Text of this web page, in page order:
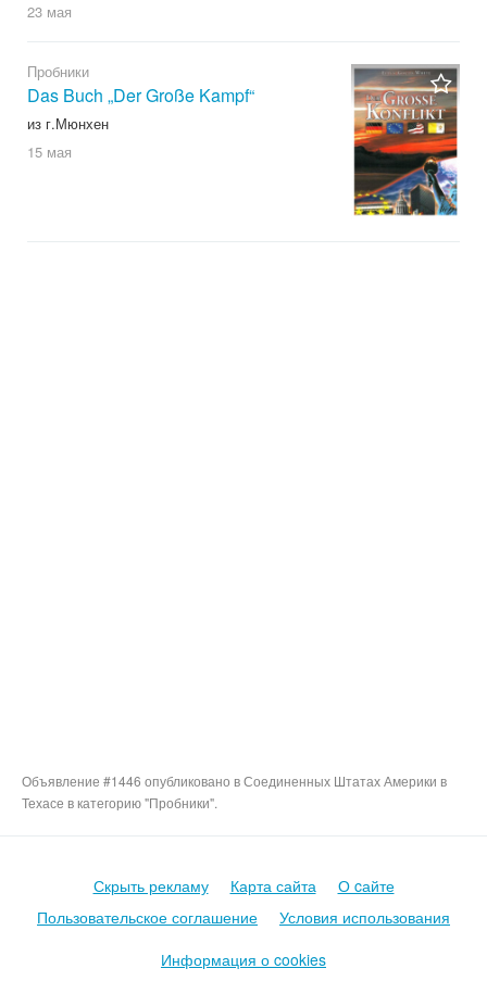
23 мая
Пробники
Das Buch „Der Große Kampf“
из г.Мюнхен
15 мая
Объявление #1446 опубликовано в Соединенных Штатах Америки в
Техасе в категорию "Пробники".
Скрыть рекламу Карта сайта
О cайте
Пользовательское соглашение
Условия использования
Информация о cookies